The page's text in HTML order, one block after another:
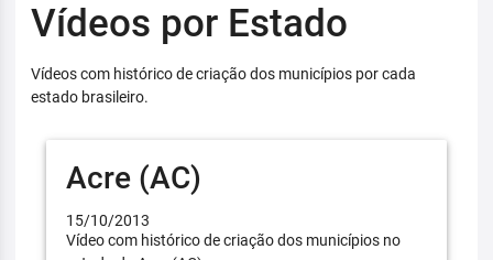
Vídeos por Estado
Vídeos com histórico de criação dos municípios por cada
estado brasileiro.
Acre (AC)
15/10/2013
Vídeo com histórico de criação dos municípios no